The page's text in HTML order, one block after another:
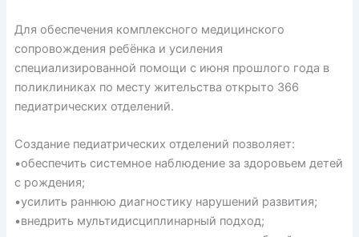
Для обеспечения комплексного медицинского
сопровождения ребёнка и усиления
специализированной помощи с июня прошлого года в
поликлиниках по месту жительства открыто 366
педиатрических отделений.
Создание педиатрических отделений позволяет:
•обеспечить системное наблюдение за здоровьем детей
с рождения;
•усилить раннюю диагностику нарушений развития;
•внедрить мультидисциплинарный подход;